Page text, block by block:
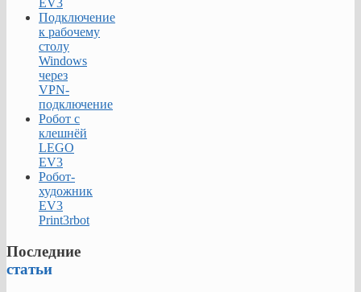
EV3
Подключение
к рабочему
столу
Windows
через
VPN-
подключение
Робот с
клешнёй
LEGO
EV3
Робот-
художник
EV3
Print3rbot
Последние
статьи